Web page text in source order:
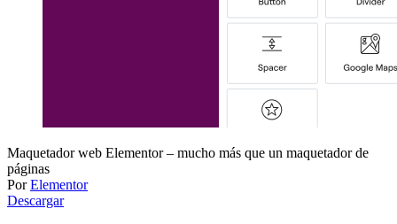
Maquetador web Elementor – mucho más que un maquetador de
páginas
PorElementor
Descargar